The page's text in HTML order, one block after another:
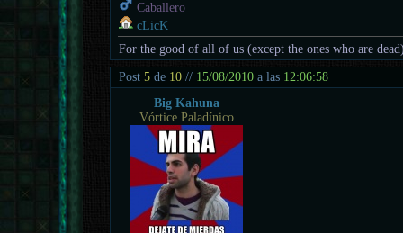
Caballero
cLicK
For the good of all of us (except the ones who are
Post5 de 10 // 15/08/2010 a las 12:06:58
Big Kahuna
Vórtice Paladínico